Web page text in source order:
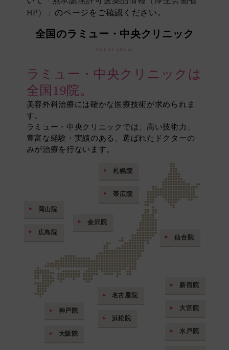
HP）」のページをご確認ください。
全国のラミュー・中央クリニック
list of clinic
ラミュー・中央クリニックは
全国19院。
美容外科治療には確かな医療技術が求められま
す。
ラミュー・中央クリニックでは、高い技術力、
豊富な経験・実績のある、選ばれたドクターの
みが治療を行ないます。
新宿院
大宮院
水戸院
札幌院
帯広院
仙台院
名古屋院
浜松院
金沢院
神戸院
大阪院
岡山院
広島院